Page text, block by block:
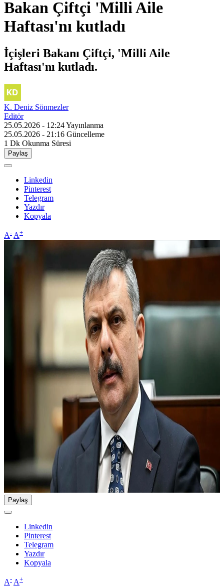
Bakan Çiftçi 'Milli Aile
Haftası'nı kutladı
İçişleri Bakanı Çiftçi, 'Milli Aile
Haftası'nı kutladı.
K. Deniz Sönmezler
Editör
25.05.2026 - 12:24Yayınlanma
25.05.2026 - 21:16 Güncelleme
1 Dk Okunma Süresi
Paylaş
Linkedin
Pinterest
Telegram
Yazdır
Kopyala
A- A+
Paylaş
Linkedin
Pinterest
Telegram
Yazdır
Kopyala
A- A+